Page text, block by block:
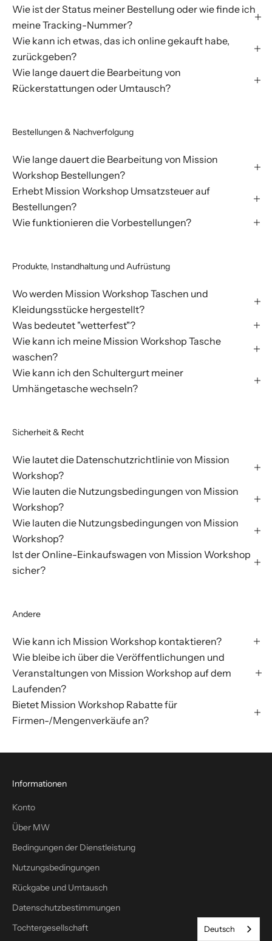
Wie ist der Status meiner Bestellung oder wie finde ich
meine Tracking-Nummer?
Wie kann ich etwas, das ich online gekauft habe,
zurückgeben?
Wie lange dauert die Bearbeitung von
Rückerstattungen oder Umtausch?
Bestellungen & Nachverfolgung
Wie lange dauert die Bearbeitung von Mission
Workshop Bestellungen?
Erhebt Mission Workshop Umsatzsteuer auf
Bestellungen?
Wie funktionieren die Vorbestellungen?
Produkte, Instandhaltung und Aufrüstung
Wo werden Mission Workshop Taschen und
Kleidungsstücke hergestellt?
Was bedeutet "wetterfest"?
Wie kann ich meine Mission Workshop Tasche
waschen?
Wie kann ich den Schultergurt meiner
Umhängetasche wechseln?
Sicherheit & Recht
Wie lautet die Datenschutzrichtlinie von Mission
Workshop?
Wie lauten die Nutzungsbedingungen von Mission
Workshop?
Wie lauten die Nutzungsbedingungen von Mission
Workshop?
Ist der Online-Einkaufswagen von Mission Workshop
sicher?
Andere
Wie kann ich Mission Workshop kontaktieren?
Wie bleibe ich über die Veröffentlichungen und
Veranstaltungen von Mission Workshop auf dem
Laufenden?
Bietet Mission Workshop Rabatte für
Firmen-/Mengenverkäufe an?
Informationen
Konto
Über MW
Bedingungen der Dienstleistung
Nutzungsbedingungen
Rückgabe und Umtausch
Datenschutzbestimmungen
Tochtergesellschaft
Deutsch